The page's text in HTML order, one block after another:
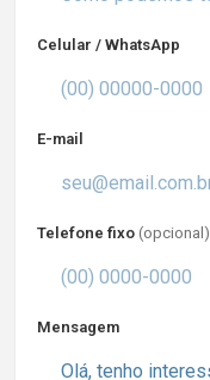
Celular / WhatsApp
E-mail
Telefone fixo (opcional)
Mensagem